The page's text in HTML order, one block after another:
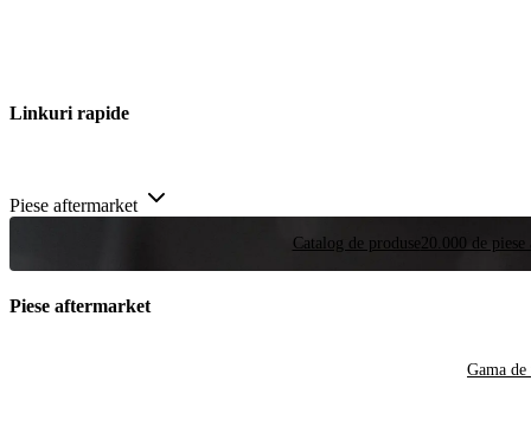
Linkuri rapide
Piese aftermarket
Catalog de produse 20.000 de
Piese aftermarket
Gama de